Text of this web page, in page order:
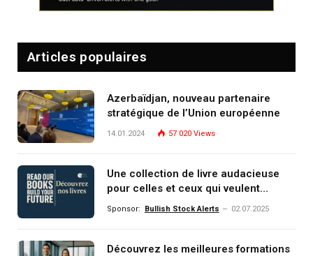
Articles populaires
Azerbaïdjan, nouveau partenaire
stratégique de l’Union européenne
14.01.2024 57 020 Views
Une collection de livre audacieuse
pour celles et ceux qui veulent
comprendre, investir et dominer le
Sponsor: Bullish Stock Alerts 02.07.2025
Découvrez les meilleures formations